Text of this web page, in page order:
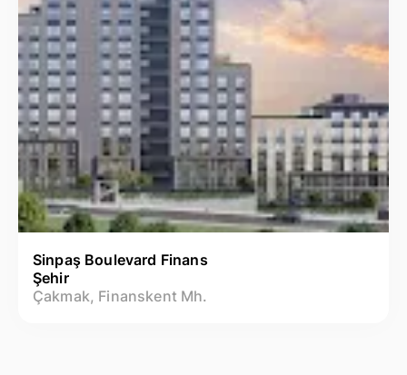
Sinpaş Boulevard Finans
Şehir
Çakmak, Finanskent Mh.